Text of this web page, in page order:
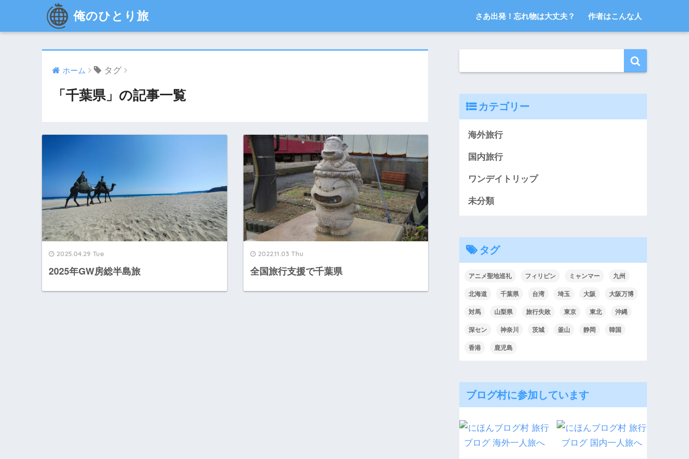
俺のひとり旅 さあ出発！忘れ物は大丈夫？ 作者はこんな人
ホーム タグ
「千葉県」の記事一覧
2025.04.29 Tue
2025年GW房総半島旅
2022.11.03 Thu
全国旅行支援で千葉県
カテゴリー
海外旅行
国内旅行
ワンデイトリップ
未分類
タグ
アニメ聖地巡礼 フィリピン ミャンマー
九州
北海道
千葉県 台湾 埼玉 大阪
大阪万博
対馬
山梨県 旅行失敗 東京 東北
沖縄
深セン
神奈川 茨城 釜山 静岡
韓国
香港
鹿児島
ブログ村に参加しています